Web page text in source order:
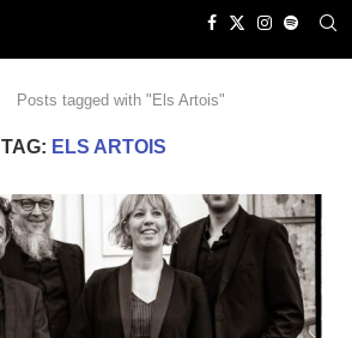
Posts tagged with "Els Artois"
TAG: ELS ARTOIS